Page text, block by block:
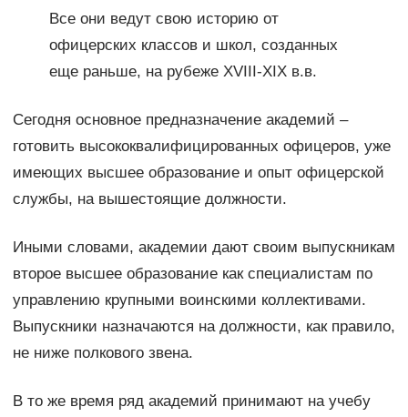
Все они ведут свою историю от
офицерских классов и школ, созданных
еще раньше, на рубеже XVIII-XIX в.в.
Сегодня основное предназначение академий –
готовить высококвалифицированных офицеров, уже
имеющих высшее образование и опыт офицерской
службы, на вышестоящие должности.
Иными словами, академии дают своим выпускникам
второе высшее образование как специалистам по
управлению крупными воинскими коллективами.
Выпускники назначаются на должности, как правило,
не ниже полкового звена.
В то же время ряд академий принимают на учебу